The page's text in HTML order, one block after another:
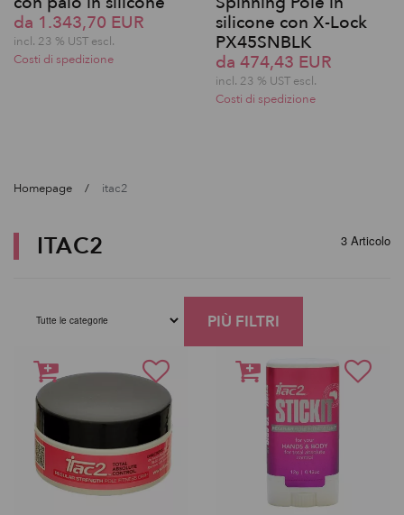
da 1.343,70 EUR
incl. 23 % UST escl.
Costi di spedizione
silicone con X-Lock
PX45SNBLK
da 474,43 EUR
incl. 23 % UST escl.
Costi di spedizione
Homepage itac2
ITAC2 3 Articolo
PIÙ FILTRI